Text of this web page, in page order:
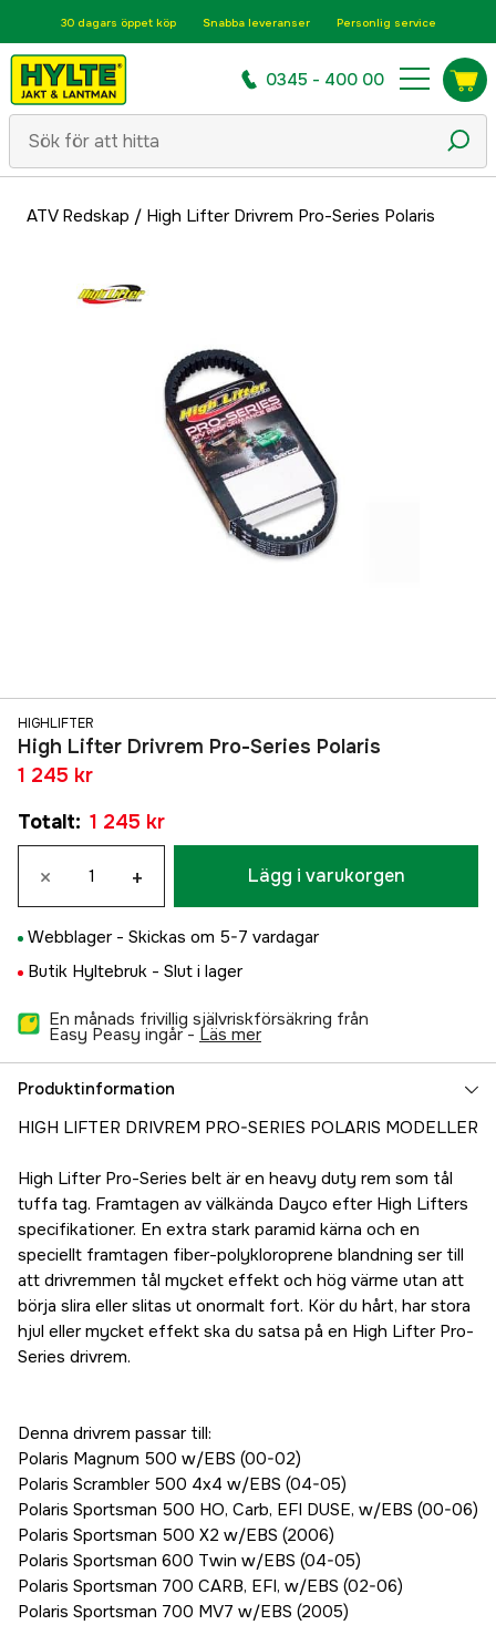
30 dagars öppet köp Snabba leveranser Personlig service
0345 - 400 00
ATV Redskap / High Lifter Drivrem Pro-Series Polaris
HIGHLIFTER
High Lifter Drivrem Pro-Series Polaris
1 245 kr
Totalt: 1 245 kr
× + Lägg i varukorgen
Webblager - Skickas om 5-7 vardagar
Butik Hyltebruk - Slut i lager
En månads frivillig självriskförsäkring från
Easy Peasy ingår - läs mer
Produktinformation
HIGH LIFTER DRIVREM PRO-SERIES POLARIS MODELLER
High Lifter Pro-Series belt är en heavy duty rem som tål
tuffa tag. Framtagen av välkända Dayco efter High Lifters
specifikationer. En extra stark paramid kärna och en
speciellt framtagen fiber-polykloroprene blandning ser till
att drivremmen tål mycket effekt och hög värme utan att
börja slira eller slitas ut onormalt fort. Kör du hårt, har stora
hjul eller mycket effekt ska du satsa på en High Lifter Pro-
Series drivrem.
Denna drivrem passar till:
Polaris Magnum 500 w/EBS (00-02)
Polaris Scrambler 500 4x4 w/EBS (04-05)
Polaris Sportsman 500 HO, Carb, EFI DUSE, w/EBS (00-06)
Polaris Sportsman 500 X2 w/EBS (2006)
Polaris Sportsman 600 Twin w/EBS (04-05)
Polaris Sportsman 700 CARB, EFI, w/EBS (02-06)
Polaris Sportsman 700 MV7 w/EBS (2005)